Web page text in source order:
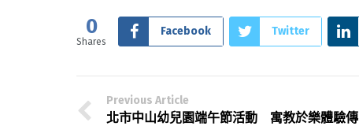
0
Shares
Facebook Twitter
Previous Article
北市中山幼兒園端午節活動 寓教於樂體驗傳